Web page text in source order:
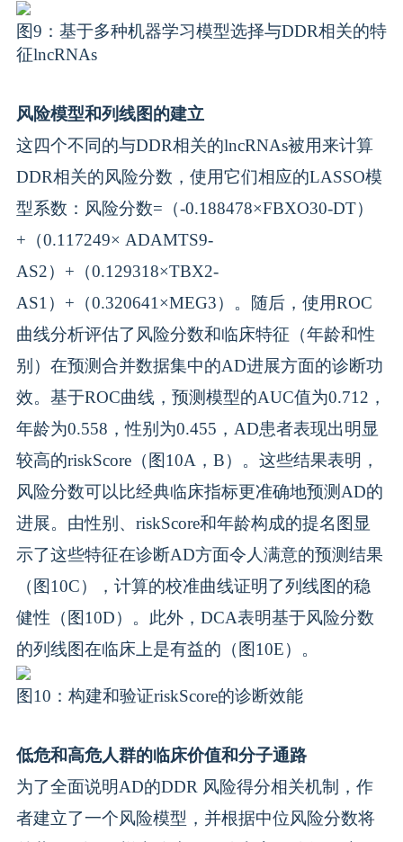
图9：基于多种机器学习模型选择与DDR相关的特
征lncRNAs
风险模型和列线图的建立
这四个不同的与DDR相关的lncRNAs被用来计算
DDR相关的风险分数，使用它们相应的LASSO模
型系数：风险分数=（-0.188478×FBXO30-DT）
+（0.117249× ADAMTS9-
AS2）+（0.129318×TBX2-
AS1）+（0.320641×MEG3）。随后，使用ROC
曲线分析评估了风险分数和临床特征（年龄和性
别）在预测合并数据集中的AD进展方面的诊断功
效。基于ROC曲线，预测模型的AUC值为0.712，
年龄为0.558，性别为0.455，AD患者表现出明显
较高的riskScore（图10A，B）。这些结果表明，
风险分数可以比经典临床指标更准确地预测AD的
进展。由性别、riskScore和年龄构成的提名图显
示了这些特征在诊断AD方面令人满意的预测结果
（图10C），计算的校准曲线证明了列线图的稳
健性（图10D）。此外，DCA表明基于风险分数
的列线图在临床上是有益的（图10E）。
图10：构建和验证riskScore的诊断效能
低危和高危人群的临床价值和分子通路
为了全面说明AD的DDR 风险得分相关机制，作
者建立了一个风险模型，并根据中位风险分数将